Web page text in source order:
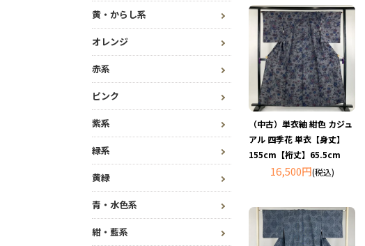
黄・からし系
オレンジ
赤系
ピンク
紫系
緑系
黄緑
青・水色系
紺・藍系
（中古）単衣紬 紺色 カジュ
アル 四季花 単衣【身丈】
155cm【裄丈】65.5cm
16,500円(税込)